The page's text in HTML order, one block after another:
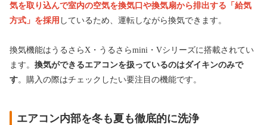
気を取り込んで室内の空気を換気口や換気扇から排出する「給気
方式」を採用 しているため、運転しながら換気できます。
換気機能はうるさらX・うるさらmini・Vシリーズに搭載されてい
ます。 換気ができるエアコンを扱っているのはダイキンのみで
す。購入の際はチェックしたい要注目の機能です。
エアコン内部を冬も夏も徹底的に洗浄